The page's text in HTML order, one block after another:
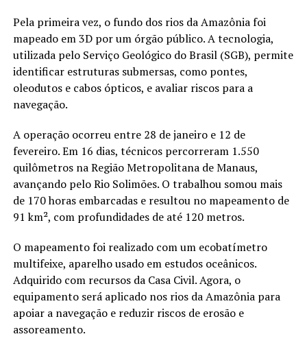
Pela primeira vez, o fundo dos rios da Amazônia foi
mapeado em 3D por um órgão público. A tecnologia,
utilizada pelo Serviço Geológico do Brasil (SGB), permite
identificar estruturas submersas, como pontes,
oleodutos e cabos ópticos, e avaliar riscos para a
navegação.
A operação ocorreu entre 28 de janeiro e 12 de
fevereiro. Em 16 dias, técnicos percorreram 1.550
quilômetros na Região Metropolitana de Manaus,
avançando pelo Rio Solimões. O trabalhou somou mais
de 170 horas embarcadas e resultou no mapeamento de
91 km², com profundidades de até 120 metros.
O mapeamento foi realizado com um ecobatímetro
multifeixe, aparelho usado em estudos oceânicos.
Adquirido com recursos da Casa Civil. Agora, o
equipamento será aplicado nos rios da Amazônia para
apoiar a navegação e reduzir riscos de erosão e
assoreamento.